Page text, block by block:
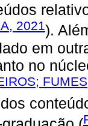
2021).
em
no